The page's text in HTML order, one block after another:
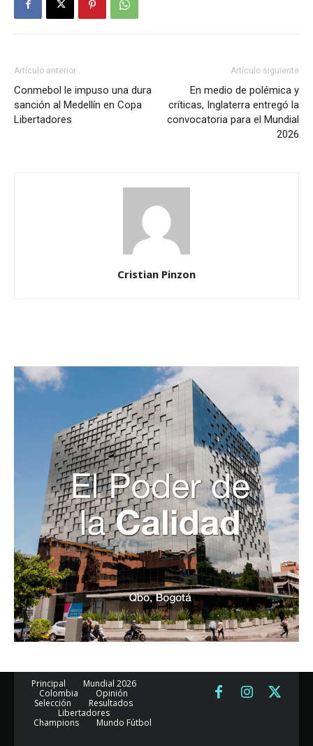
Artículo anterior
Conmebol le impuso una dura
sanción al Medellín en Copa
Libertadores
Artículo siguiente
En medio de polémica y
críticas, Inglaterra entregó la
convocatoria para el Mundial
2026
Cristian Pinzon
Principal
Mundial 2026
Colombia
Opinión
Selección
Resultados
Libertadores
Champions
Mundo Fútbol